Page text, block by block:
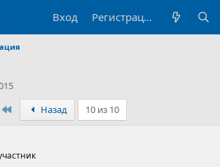
Вход Регистрация
ПервыйНазад 10 из 10